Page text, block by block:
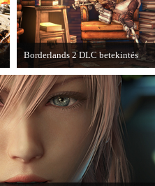
Borderlands 2 DLC betekintés
2013. januárjában érkezik a a Sir
Hammerlock's Big Game Hunt
Borderlands 2 játékhoz.